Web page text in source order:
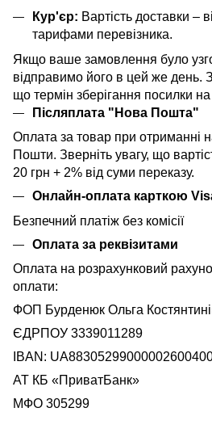
Кур'єр: Вартість доставки –
тарифами перевізника.
Якщо ваше замовлення було
відправимо його в цей же день.
що термін зберігання посилки
Післяплата "Нова Пошта"
Оплата за товар при отриманні
Пошти. Зверніть увагу, що
20 грн + 2% від суми переказу.
Онлайн-оплата карткою
Безпечний платіж без комісії
Оплата за реквізитами
Оплата на розрахунковий
оплати:
ФОП Бурденюк Ольга
ЄДРПОУ 3339011289
IBAN:
АТ КБ «ПриватБанк»
МФО 305299